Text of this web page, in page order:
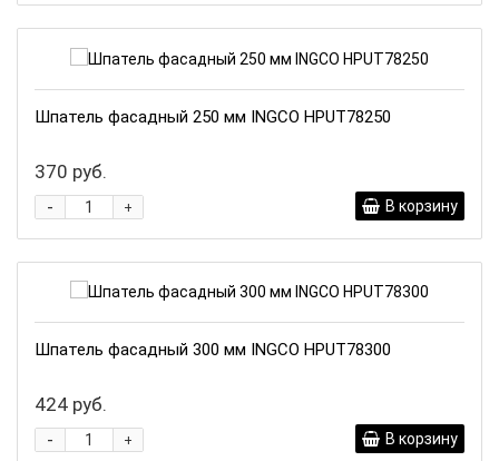
Шпатель фасадный 250 мм INGCO HPUT78250
370 руб.
+
- В корзину
Шпатель фасадный 300 мм INGCO HPUT78300
424 руб.
+
- В корзину